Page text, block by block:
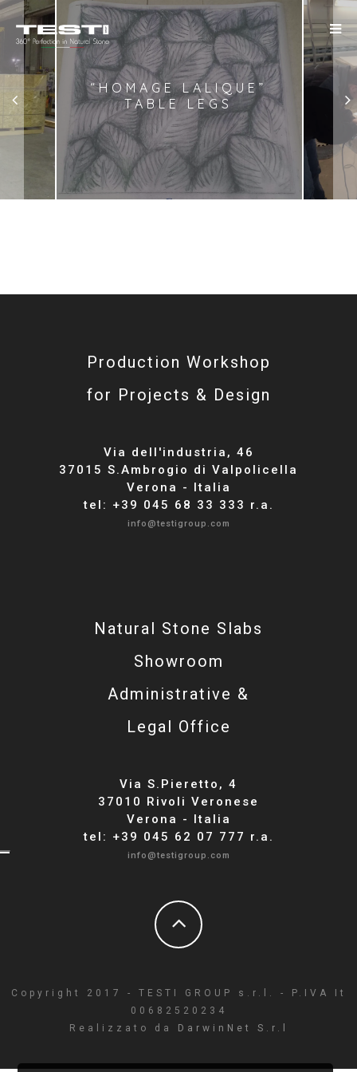
“HOMAGE LALIQUE”
TABLE LEGS
Production Workshop
for Projects & Design
Via dell'industria, 46
37015 S.Ambrogio di Valpolicella
Verona - Italia
tel: +39 045 68 33 333 r.a.
info@testigroup.com
Natural Stone Slabs
Showroom
Administrative &
Legal Office
Via S.Pieretto, 4
37010 Rivoli Veronese
Verona - Italia
tel: +39 045 62 07 777 r.a.
info@testigroup.com
Copyright 2017 - TESTI GROUP s.r.l. - P.IVA It
00682520234
Realizzato da
DarwinNet S.r.l